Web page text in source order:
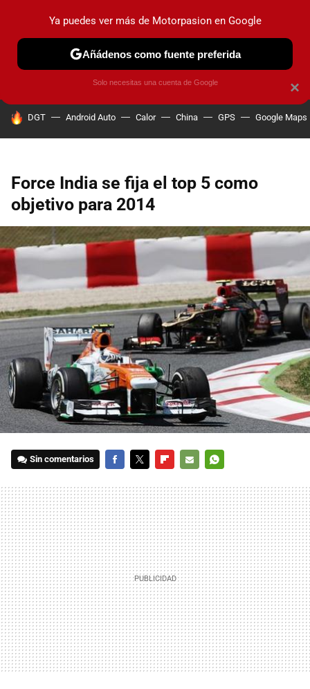
PRUEBAS COCHES ELÉCTRICOS OBSERVATORIO
HOY SE HABLA DE
DGT Android Auto Calor China GPS Google Maps
Force India se fija el top 5 como
objetivo para 2014
Sin comentarios
MAIL
×
Ya puedes ver más de Motorpasion en Google
Añádenos como fuente preferida
Solo necesitas una cuenta de Google